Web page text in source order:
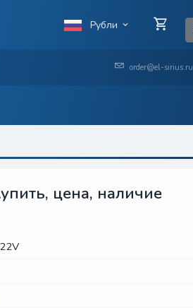
Рубли
order@el-sirius.ru
цена, наличие